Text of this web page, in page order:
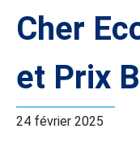
Cher
et Prix
24 février 2025